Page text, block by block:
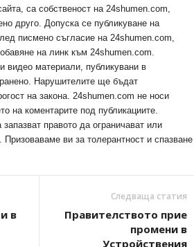
са собственост на 24shumen.com,
друго. Допуска се публикуване на
писмено съгласие на 24shumen.com,
на линк към 24shumen.com.
видео материали, публикувани в
Нарушителите ще бъдат
на закона. 24shumen.com не носи
на коментарите под публикациите.
правото да ограничават или
Призоваваме ви за толерантност и спазване
в
Следваща статия
Правителството прие
промени в
Устройствения